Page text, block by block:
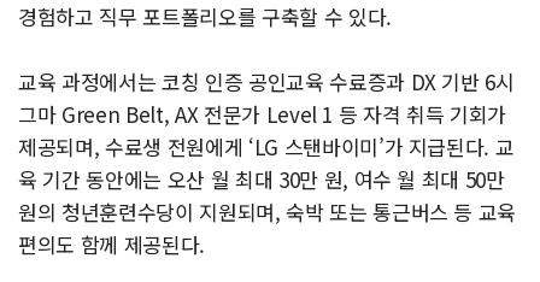
경험하고 직무 포트폴리오를 구축할 수 있다.
교육 과정에서는 코칭 인증 공인교육 수료증과 DX 기반 6시
그마 Green Belt, AX 전문가 Level 1 등 자격 취득 기회가
제공되며, 수료생 전원에게 ‘LG 스탠바이미’가 지급된다. 교
육 기간 동안에는 오산 월 최대 30만 원, 여수 월 최대 50만
원의 청년훈련수당이 지원되며, 숙박 또는 통근버스 등 교육
편의도 함께 제공된다.